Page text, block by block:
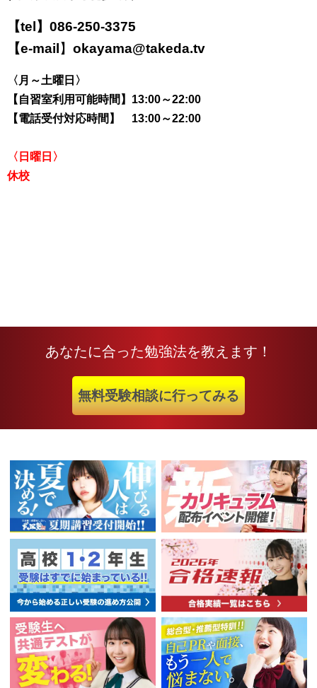
【tel】 086-250-3375
【e-mail】 okayama@takeda.tv
〈月～土曜日〉
【自習室利用可能時間】13:00～22:00
【電話受付対応時間】 13:00～22:00
〈日曜日〉
休校
あなたに合った勉強法を教えます！
無料受験相談に行ってみる